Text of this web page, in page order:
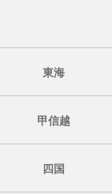
東海
甲信越
四国